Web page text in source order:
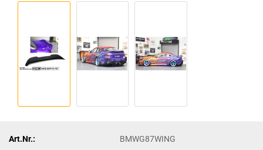
Art.Nr.:
BMWG87WING